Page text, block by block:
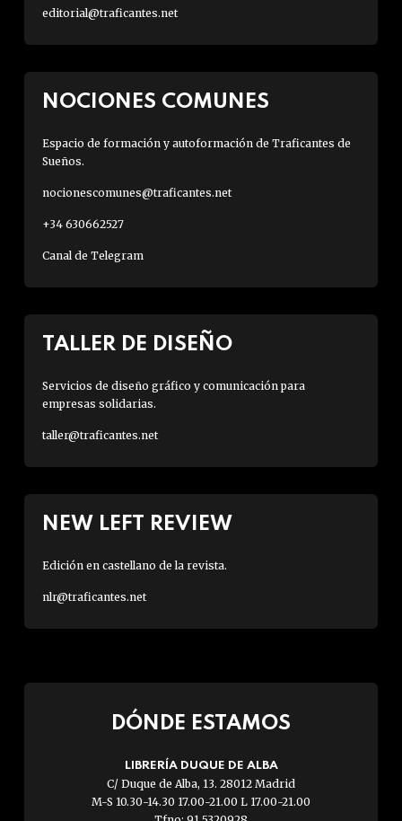
editorial@traficantes.net
NOCIONES COMUNES
Espacio de formación y autoformación de Traficantes de
Sueños.
nocionescomunes@traficantes.net
+34 630662527
Canal de Telegram
TALLER DE DISEÑO
Servicios de diseño gráfico y comunicación para
empresas solidarias.
taller@traficantes.net
NEW LEFT REVIEW
Edición en castellano de la revista.
nlr@traficantes.net
DÓNDE ESTAMOS
LIBRERÍA DUQUE DE ALBA
C/ Duque de Alba, 13. 28012 Madrid
M-S 10.30-14.30 17.00-21.00 L 17.00-21.00